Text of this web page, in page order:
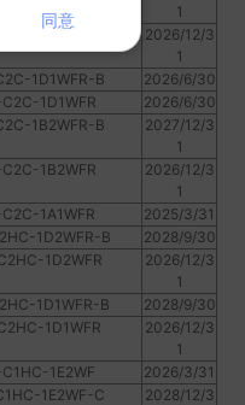
1
C2C-1D2WFR
2026/12/3
1
1D1WFR-B
2026/6/30
1D1WFR
2026/6/30
1B2WFR-B
2027/12/3
1
1B2WFR
2026/12/3
1
1A1WFR
2025/3/31
1D2WFR-B
2028/9/30
1D2WFR
2026/12/3
1
1D1WFR-B
2028/9/30
1D1WFR
2026/12/3
1
1E2WF
2026/3/31
1E2WF-C
2028/12/3
同意